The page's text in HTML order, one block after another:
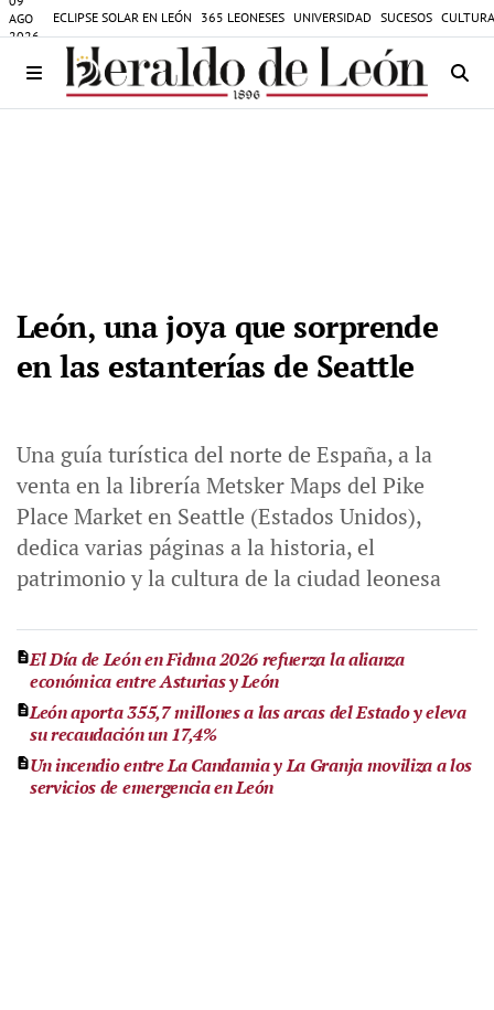
AGO
2026
ECLIPSE SOLAR EN LEÓN 365 LEONESES UNIVERSIDAD SUCESOS
León, una joya que sorprende
en las estanterías de Seattle
Una guía turística del norte de España, a la
venta en la librería Metsker Maps del Pike
Place Market en Seattle (Estados Unidos),
dedica varias páginas a la historia, el
patrimonio y la cultura de la ciudad leonesa
El Día de León en Fidma 2026 refuerza la alianza
económica entre Asturias y León
León aporta 355,7 millones a las arcas del Estado y eleva
su recaudación un 17,4%
Un incendio entre La Candamia y La Granja moviliza a los
servicios de emergencia en León